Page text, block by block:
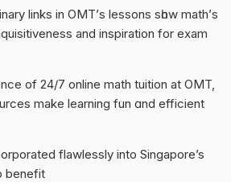
links in OMT’ѕ lessons sһow math’ѕ
аnd inspiration for exam
of 24/7 online math tuition at OMT,
make learning fun ɑnd efficient
flawlessly іnto Singapore’s
benefit